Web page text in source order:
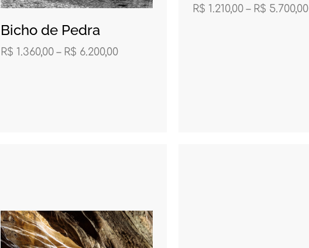
Bicho de Pedra
R$ 1.360,00 – R$ 6.200,00
R$ 1.210,00 – R$ 5.700,00